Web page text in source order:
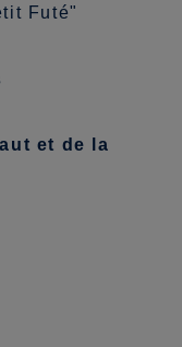
Futé"
et de la